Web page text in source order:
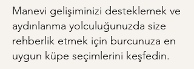
Manevi gelişiminizi desteklemek ve
aydınlanma yolculuğunuzda size
rehberlik etmek için burcunuza en
uygun küpe seçimlerini keşfedin.